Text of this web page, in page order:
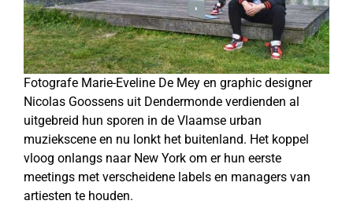
Fotografe Marie-Eveline De Mey en graphic designer
Nicolas Goossens uit Dendermonde verdienden al
uitgebreid hun sporen in de Vlaamse urban
muziekscene en nu lonkt het buitenland. Het koppel
vloog onlangs naar New York om er hun eerste
meetings met verscheidene labels en managers van
artiesten te houden.